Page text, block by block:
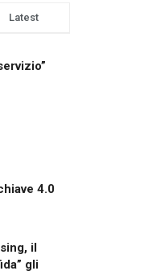
Latest
4.0
il
gli